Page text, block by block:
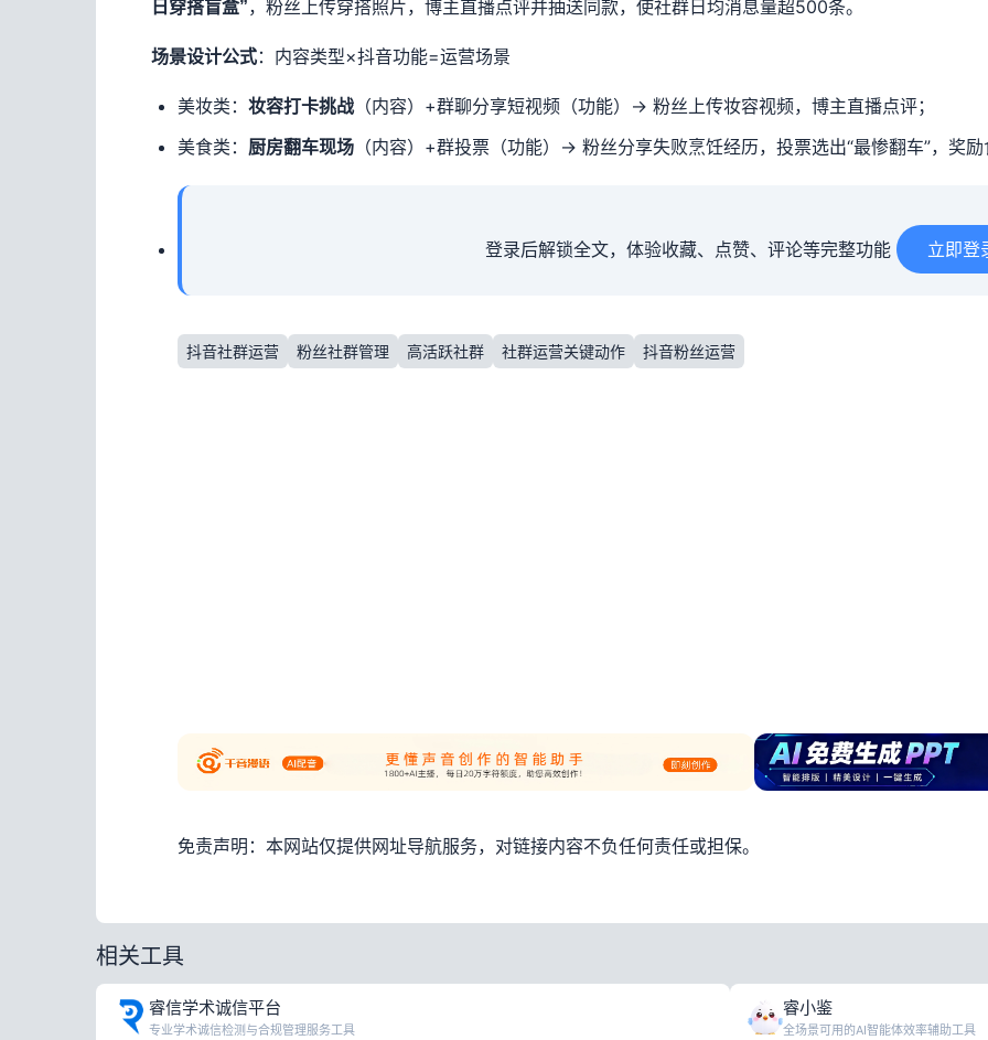
日穿搭盲盒”，粉丝上传穿搭照片，博主直播点评并抽送同款，使社群日均消息量超500条。
场景设计公式：内容类型×抖音功能=运营场景
美妆类： 妆容打卡挑战（内容）+群聊分享短视频（功能）→ 粉丝上传妆容视频，博主直播点评；
美食类：
厨房翻车现场 （内容）+群投票（功能）→ 粉丝分享失败烹饪经历，投票选出“最惨翻车”，奖
登录后解锁全文，体验收藏、点赞、评论等完整功能 立即登
抖音社群运营 粉丝社群管理 高活跃社群 社群运营关键动作 抖音粉丝运营
免责声明：本网站仅提供网址导航服务，对链接内容不负任何责任或担保。
相关工具
睿信学术诚信平台
专业学术诚信检测与合规管理服务工具
睿小鉴
全场景可用的AI智能体效率辅助工具